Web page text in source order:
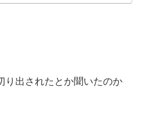
り出されたとか聞いたのか